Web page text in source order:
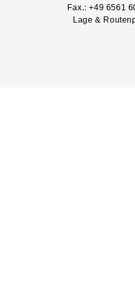
Fax.: +49 6561
Lage &